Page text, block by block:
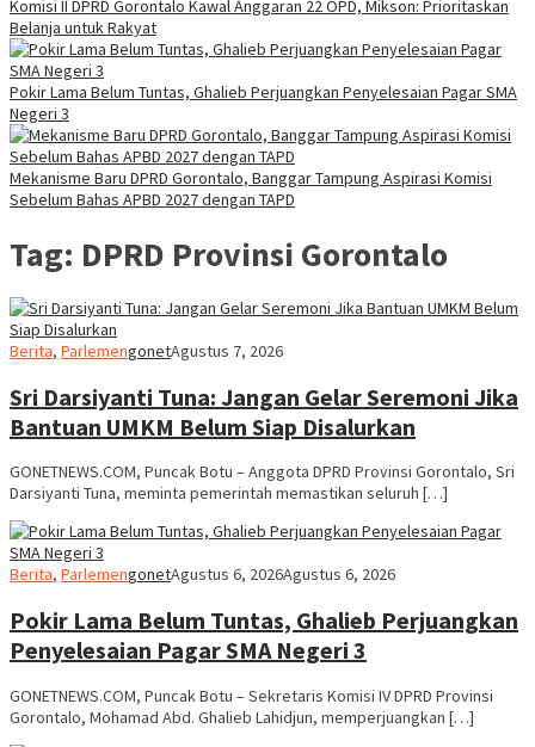
Komisi II DPRD Gorontalo Kawal Anggaran 22 OPD, Mikson: Prioritaskan
Belanja untuk Rakyat
Pokir Lama Belum Tuntas, Ghalieb Perjuangkan Penyelesaian Pagar SMA
Negeri 3
Mekanisme Baru DPRD Gorontalo, Banggar Tampung Aspirasi Komisi
Sebelum Bahas APBD 2027 dengan TAPD
Tag: DPRD Provinsi Gorontalo
Berita, ParlemengonetAgustus 7, 2026
Sri Darsiyanti Tuna: Jangan Gelar Seremoni Jika
Bantuan UMKM Belum Siap Disalurkan
GONETNEWS.COM, Puncak Botu – Anggota DPRD Provinsi Gorontalo, Sri
Darsiyanti Tuna, meminta pemerintah memastikan seluruh […]
Berita, ParlemengonetAgustus 6, 2026Agustus 6, 2026
Pokir Lama Belum Tuntas, Ghalieb Perjuangkan
Penyelesaian Pagar SMA Negeri 3
GONETNEWS.COM, Puncak Botu – Sekretaris Komisi IV DPRD Provinsi
Gorontalo, Mohamad Abd. Ghalieb Lahidjun, memperjuangkan […]